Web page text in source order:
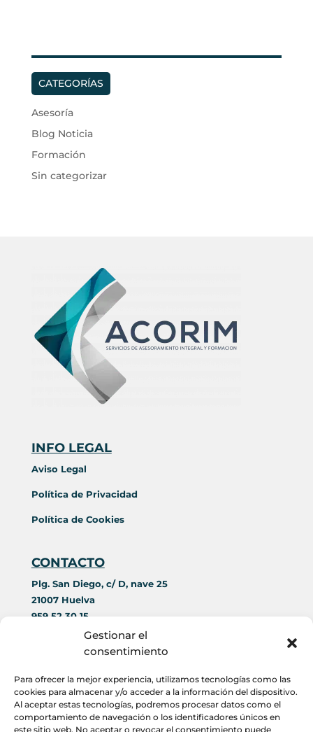
Gestionar el
consentimiento
Para ofrecer la mejor experiencia, utilizamos tecnologías como las
cookies para almacenar y/o acceder a la información del dispositivo.
Al aceptar estas tecnologías, podremos procesar datos como el
comportamiento de navegación o los identificadores únicos en
este sitio web. No aceptar o revocar el consentimiento puede
CATEGORÍAS
Asesoría
Blog Noticia
Formación
Sin categorizar
INFO LEGAL
Aviso Legal
Política de Privacidad
Política de Cookies
CONTACTO
Plg. San Diego, c/ D, nave 25
21007 Huelva
959 52 30 15
644 42 69 89
contacto@acorim.es
HORARIO
Lunes a Viernes